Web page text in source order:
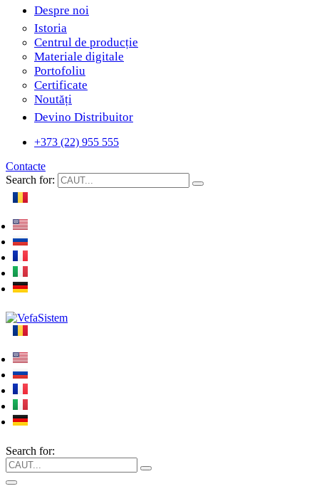
Despre noi
Istoria
Centrul de producție
Materiale digitale
Portofoliu
Certificate
Noutăți
Devino Distribuitor
+373 (22) 955 555
Contacte
Search for:
Search for: